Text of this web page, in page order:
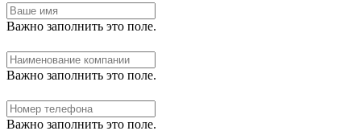
Важно заполнить это поле.
Важно заполнить это поле.
Важно заполнить это поле.